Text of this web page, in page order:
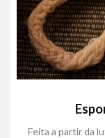
Feita a partir da